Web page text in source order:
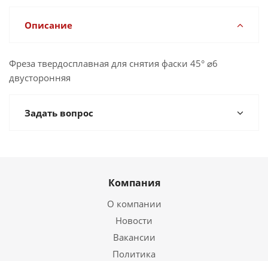
Описание
Фреза твердосплавная для снятия фаски 45° ⌀6
двусторонняя
Задать вопрос
Компания
О компании
Новости
Вакансии
Политика